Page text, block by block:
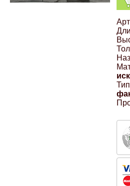
Компрессионные фитинги
Эмали универсальные
Магнитные панели на